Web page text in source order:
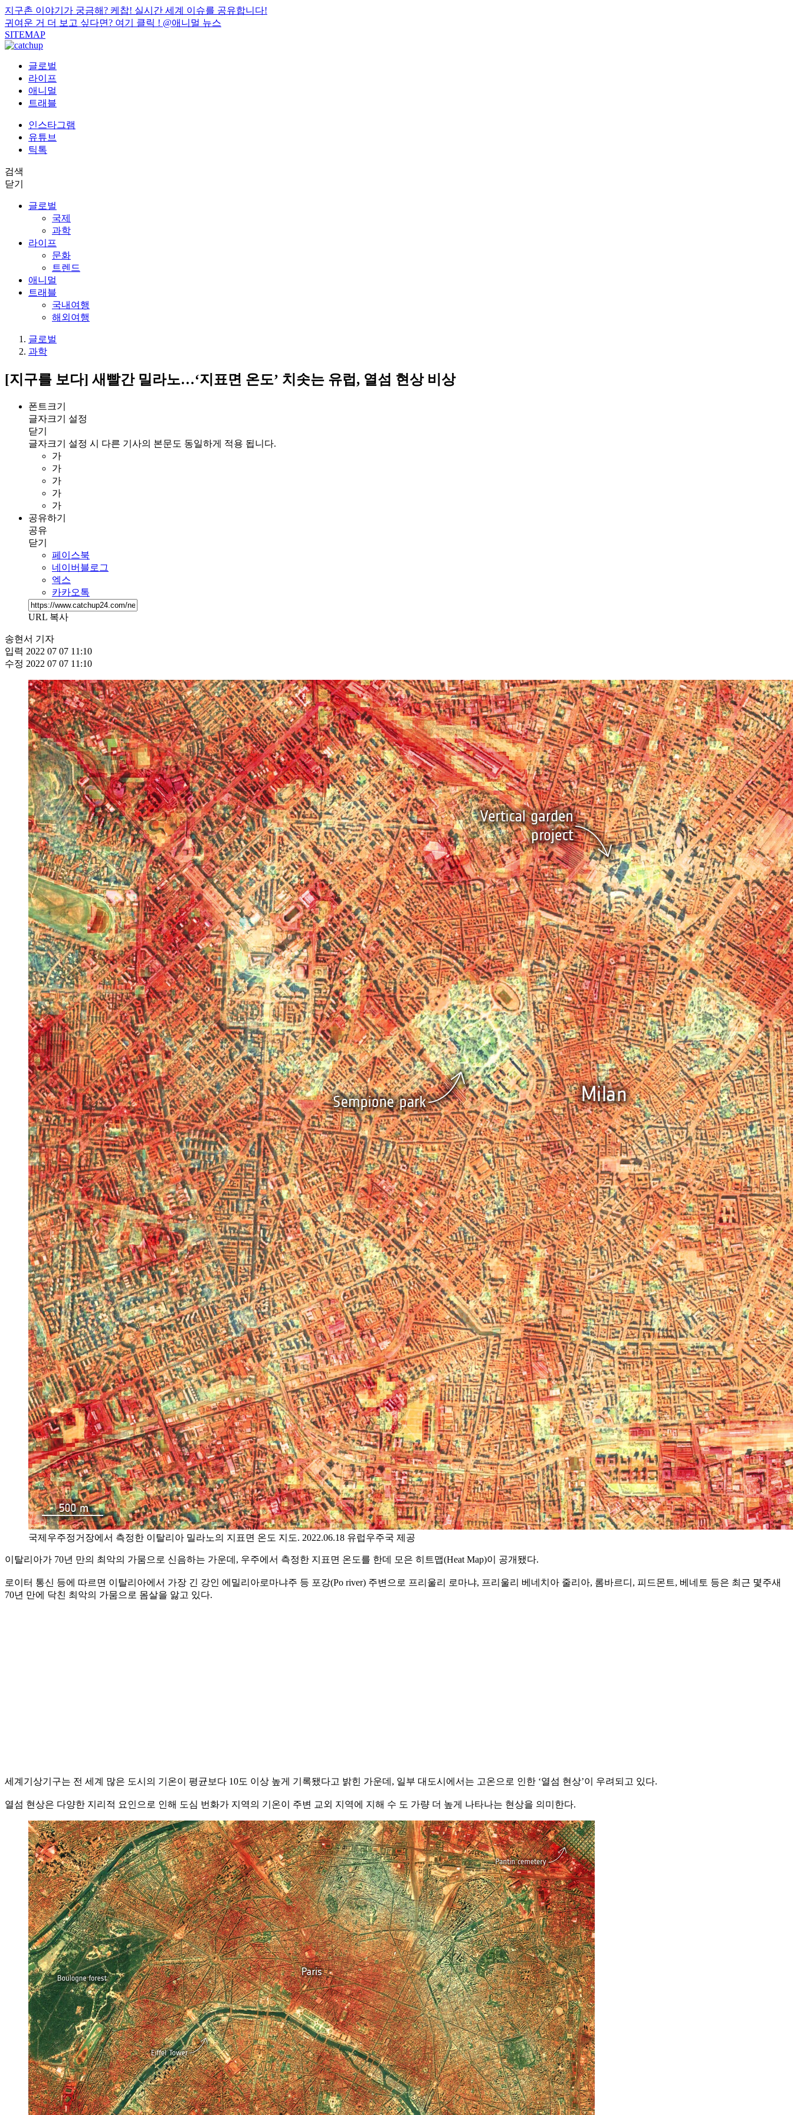
지구촌 이야기가 궁금해? 케찹! 실시간 세계 이슈를 공유합니다!
귀여운 거 더 보고 싶다면? 여기 클릭 ! @애니멀 뉴스
SITEMAP
글로벌
라이프
애니멀
트래블
인스타그램
유튜브
틱톡
검색
닫기
글로벌
국제
과학
라이프
문화
트렌드
애니멀
트래블
국내여행
해외여행
글로벌
과학
[지구를 보다] 새빨간 밀라노…‘지표면 온도’ 치솟는 유럽, 열섬 현상 비상
폰트크기
글자크기 설정
닫기
글자크기 설정 시 다른 기사의 본문도 동일하게 적용 됩니다.
가
가
가
가
가
공유하기
공유
닫기
페이스북
네이버블로그
엑스
카카오톡
URL 복사
송현서 기자
입력 2022 07 07 11:10
수정 2022 07 07 11:10
국제우주정거장에서 측정한 이탈리아 밀라노의 지표면 온도 지도. 2022.06.18 유럽우주국 제공
이탈리아가 70년 만의 최악의 가뭄으로 신음하는 가운데, 우주에서 측정한 지표면 온도를 한데 모은 히트맵(Heat Map)이 공개됐다.
로이터 통신 등에 따르면 이탈리아에서 가장 긴 강인 에밀리아로마냐주 등 포강(Po river) 주변으로 프리울리 로마냐, 프리울리 베네치아 줄리아, 롬바르디, 피드몬트, 베네토 등은 최근 몇주새
70년 만에 닥친 최악의 가뭄으로 몸살을 앓고 있다.
세계기상기구는 전 세계 많은 도시의 기온이 평균보다 10도 이상 높게 기록됐다고 밝힌 가운데, 일부 대도시에서는 고온으로 인한 ‘열섬 현상’이 우려되고 있다.
열섬 현상은 다양한 지리적 요인으로 인해 도심 번화가 지역의 기온이 주변 교외 지역에 지해 수 도 가량 더 높게 나타나는 현상을 의미한다.